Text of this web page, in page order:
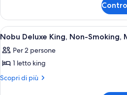
Suite
King
Premium
Suite
1
Apri
tutte
le
foto
per
5
Nobu Deluxe King, Non-Smoking,
Per 2 persone
1 letto king
Scopri di più
Altri